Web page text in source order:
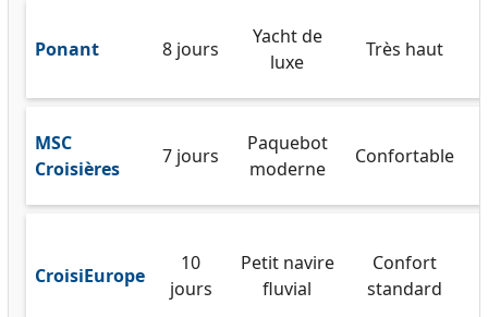
Ponant 8 jours
Yacht de
luxe
Très haut
MSC
Croisières
7 jours
Paquebot
moderne
Confortable
CroisiEurope
10
jours
Petit navire
fluvial
Confort
standard